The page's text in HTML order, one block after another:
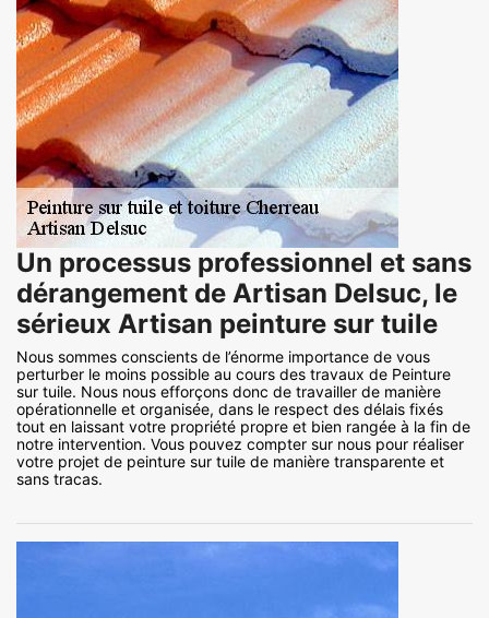
Un processus professionnel et sans
dérangement de Artisan Delsuc, le
sérieux Artisan peinture sur tuile
Nous sommes conscients de l’énorme importance de vous
perturber le moins possible au cours des travaux de Peinture
sur tuile. Nous nous efforçons donc de travailler de manière
opérationnelle et organisée, dans le respect des délais fixés
tout en laissant votre propriété propre et bien rangée à la fin de
notre intervention. Vous pouvez compter sur nous pour réaliser
votre projet de peinture sur tuile de manière transparente et
sans tracas.